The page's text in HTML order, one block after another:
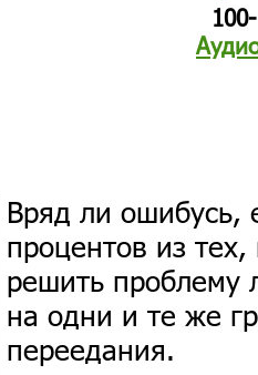
Вряд ли ошибусь,
процентов из
решить проблему
на одни и те же
переедания.